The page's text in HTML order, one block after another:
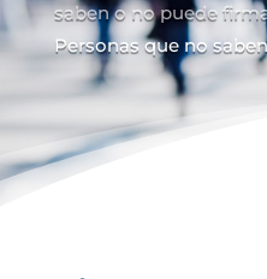
saben o no puede
Personas que no